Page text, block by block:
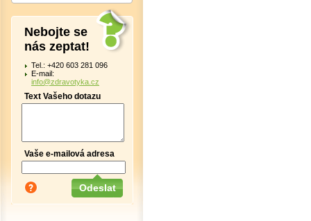
Nebojte se
nás zeptat!
Tel.: +420 603 281 096
E-mail:
info@zdravotyka.cz
Text Vašeho dotazu
Vaše e-mailová adresa